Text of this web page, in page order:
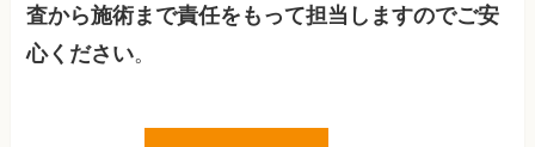
査から施術まで責任をもって担当しますのでご安
心ください。